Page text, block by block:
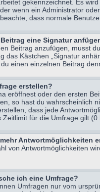
gekennzeichnet. Es
wenn ein Administrator
dass normale
eine Signatur
Beitrag anzufügen, musst
das Kästchen „Signatur
einen einzelnen Beitrag
erstellen?
eröffnest oder den ersten
so hast du wahrscheinlich
dass jede
für die Umfrage gilt
Antwortmöglichkeiten
von Antwortmöglichkeiten
ich eine Umfrage?
Umfragen nur vom